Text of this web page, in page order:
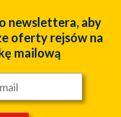
newslettera, aby
oferty rejsów na
mailową